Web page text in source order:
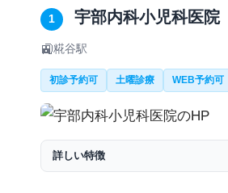
1 宇部内科小児科医院
🚉糀谷駅
初診予約可 土曜診療 WEB予約可
詳しい特徴